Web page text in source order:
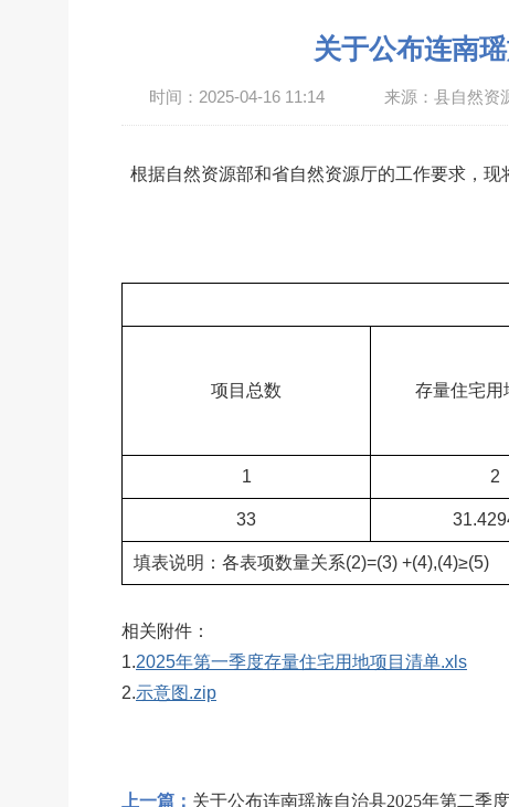
关于公布连南
时间： 2025-04-16 11:14 来源：县自然资
根据自然资源部和省自然资源厅的工作要求，
单
项目总数
存量住宅用
1 2
33
填表说明：各表项数量关系(2)=(3) +(4),(4)≥(5)
相关附件：
1.2025年第一季度存量住宅用地项目清单.xls
2.示意图.zip
上一篇： 关于公布连南瑶族自治县2025年第二季